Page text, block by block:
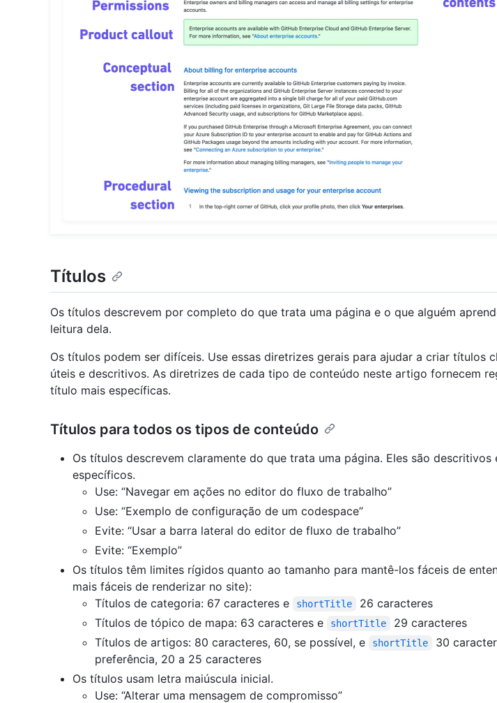
Títulos
Os títulos descrevem por completo do que trata uma página e o que alguém
leitura dela.
Os títulos podem ser difíceis. Use essas diretrizes gerais para ajudar a criar títulos
úteis e descritivos. As diretrizes de cada tipo de conteúdo neste artigo fornecem
título mais específicas.
Títulos para todos os tipos de conteúdo
Os títulos descrevem claramente do que trata uma página. Eles são descritivos
específicos.
Use: “Navegar em ações no editor do fluxo de trabalho”
Use: “Exemplo de configuração de um codespace”
Evite: “Usar a barra lateral do editor de fluxo de trabalho”
Evite: “Exemplo”
Os títulos têm limites rígidos quanto ao tamanho para mantê-los fáceis de
mais fáceis de renderizar no site):
Títulos de categoria: 67 caracteres e
shortTitle
26 caracteres
Títulos de tópico de mapa: 63 caracteres e
shortTitle
29 caracteres
Títulos de artigos: 80 caracteres, 60, se possível, e
shortTitle
30
preferência, 20 a 25 caracteres
Os títulos usam letra maiúscula inicial.
Use: “Alterar uma mensagem de compromisso”